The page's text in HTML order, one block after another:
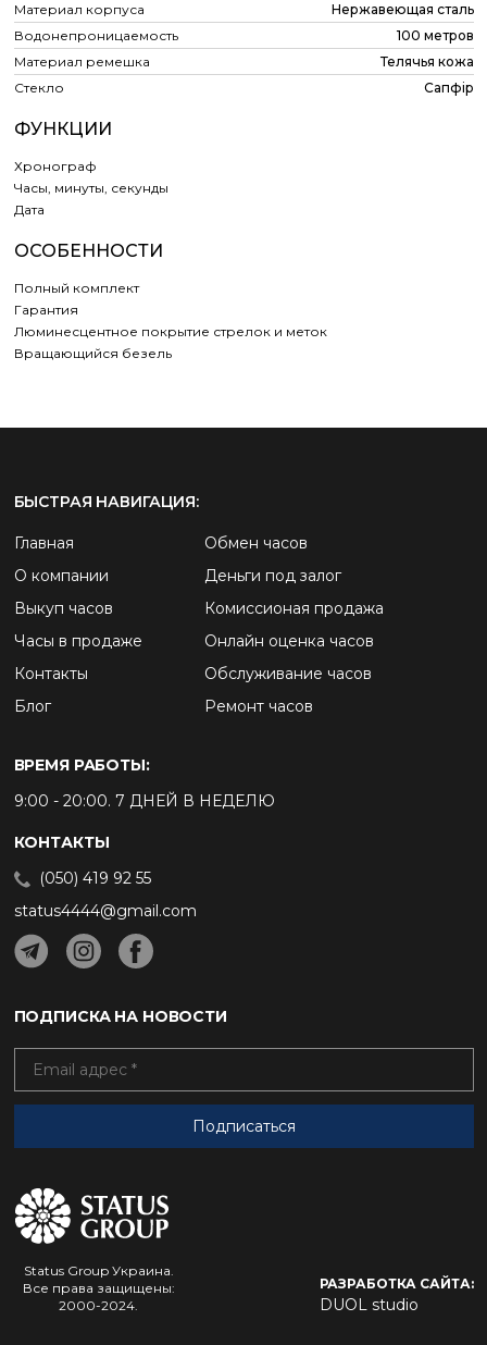
Материал корпуса
Нержавеющая сталь
Водонепроницаемость
100 метров
Материал ремешка
Телячья кожа
Стекло
Сапфір
ФУНКЦИИ
Хронограф
Часы, минуты, секунды
Дата
ОСОБЕННОСТИ
Полный комплект
Гарантия
Люминесцентное покрытие стрелок и меток
Вращающийся безель
Status Group Украина.
Все права защищены:
2000-2024.
РАЗРАБОТКА САЙТА:
DUOL studio
БЫСТРАЯ НАВИГАЦИЯ:
Главная
О компании
Выкуп часов
Часы в продаже
Контакты
Блог
Обмен часов
Деньги под залог
Комиссионая продажа
Онлайн оценка часов
Обслуживание часов
Ремонт часов
ВРЕМЯ РАБОТЫ:
9:00 - 20:00. 7 ДНЕЙ В НЕДЕЛЮ
КОНТАКТЫ
(050) 419 92 55
status4444@gmail.com
ПОДПИСКА НА НОВОСТИ